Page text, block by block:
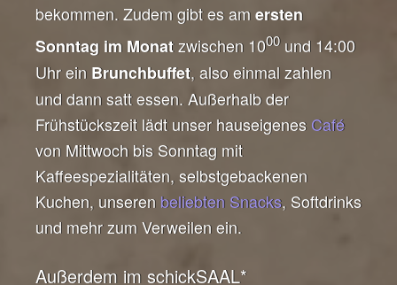
bekommen. Zudem gibt es amersten
Sonntag im Monatzwischen 1000und 14:00
Uhr ein Brunchbuffet, also einmal zahlen
und dann satt essen. Außerhalb der
Frühstückszeit lädt unser hauseigenes Café
von Mittwoch bis Sonntag mit
Kaffeespezialitäten, selbstgebackenen
Kuchen, unseren beliebten Snacks, Softdrinks
und mehr zum Verweilen ein.
Außerdem im schickSAAL*